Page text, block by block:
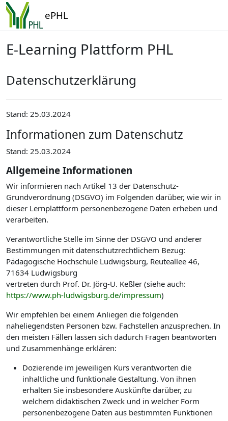
Zum Hauptinhalt
ePHL
E-Learning Plattform PHL
Datenschutzerklärung
Stand: 25.03.2024
Informationen zum Datenschutz
Stand: 25.03.2024
Allgemeine Informationen
Wir informieren nach Artikel 13 der Datenschutz-
Grundverordnung (DSGVO) im Folgenden darüber, wie wir in
dieser Lernplattform personenbezogene Daten erheben und
verarbeiten.
Verantwortliche Stelle im Sinne der DSGVO und anderer
Bestimmungen mit datenschutzrechtlichem Bezug:
Pädagogische Hochschule Ludwigsburg, Reuteallee 46,
71634 Ludwigsburg
vertreten durch Prof. Dr. Jörg-U. Keßler (siehe auch:
https://www.ph-ludwigsburg.de/impressum)
Wir empfehlen bei einem Anliegen die folgenden
naheliegendsten Personen bzw. Fachstellen anzusprechen. In
den meisten Fällen lassen sich dadurch Fragen beantworten
und Zusammenhänge erklären:
Dozierende im jeweiligen Kurs verantworten die
inhaltliche und funktionale Gestaltung. Von ihnen
erhalten Sie insbesondere Auskünfte darüber, zu
welchem didaktischen Zweck und in welcher Form
personenbezogene Daten aus bestimmten Funktionen